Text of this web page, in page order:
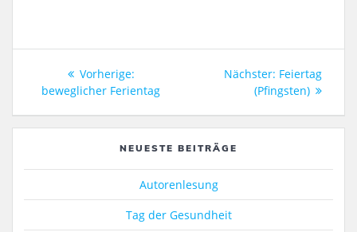
Beitragsnavigation
Vorherige:Vorheriger
Beitrag:
beweglicher Ferientag
Nächster: Nächster
Beitrag:
Feiertag
(Pfingsten)
NEUESTE BEITRÄGE
Autorenlesung
Tag der Gesundheit